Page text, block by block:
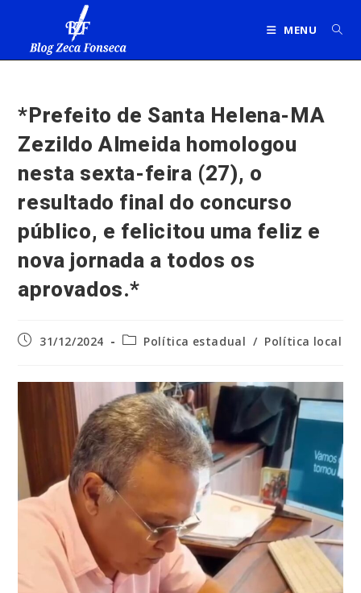
MENU
*Prefeito de Santa Helena-MA
Zezildo Almeida homologou
nesta sexta-feira (27), o
resultado final do concurso
público, e felicitou uma feliz e
nova jornada a todos os
aprovados.*
Post31/12/2024
Categoria
Política estadual / Política local